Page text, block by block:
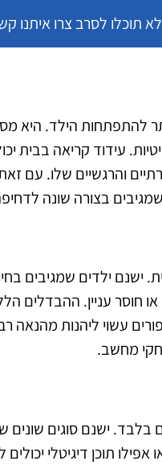
תוכלו לסרב צרו איתנו
להתפתחות הילד. היא
עידוד קריאה בבית
והרגשיים שלו. עם
בצורה שונה
ילדים שמגיבים
חוסר עניין. ההבדלים
עשוי ליהנות
מחשב.
בלבד. ישנם סוגים
תוכן דיגיטלי